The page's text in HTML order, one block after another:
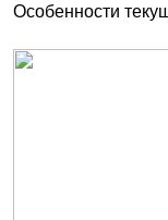
Особенности